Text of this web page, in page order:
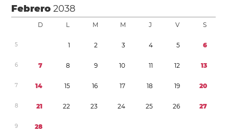
Febrero2038
D L M M J V S
5 1 2 3 4 5 6
6 7 8 9 10 11 12 13
7 14 15 16 17 18 19 20
8 21 22 23 24 25 26 27
9 28